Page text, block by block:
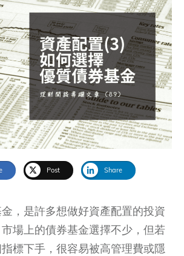
Post Share
，是許多想做好資產配置的投資
場上的債券基金選擇不少，但若
標下手，很容易被高管理費或隱